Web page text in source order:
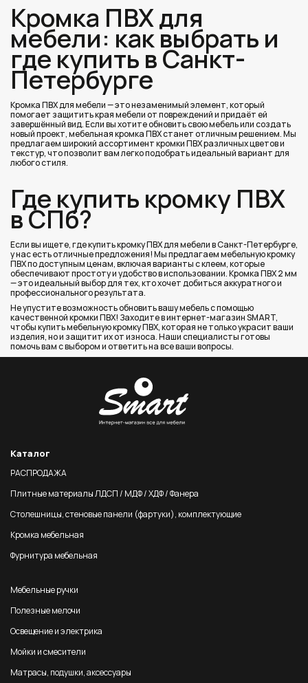
Кромка ПВХ для
мебели: как выбрать и
где купить в Санкт-
Петербурге
Кромка ПВХ для мебели — это незаменимый элемент, который
помогает защитить края мебели от повреждений и придаёт ей
завершённый вид. Если вы хотите обновить свою мебель или создать
новый проект, мебельная кромка ПВХ станет отличным решением. Мы
предлагаем широкий ассортимент кромки ПВХ различных цветов и
текстур, что позволит вам легко подобрать идеальный вариант для
любого стиля.
Где купить кромку ПВХ
в СПб?
Если вы ищете, где купить кромку ПВХ для мебели в Санкт-Петербурге,
у нас есть отличные предложения! Мы предлагаем мебельную кромку
ПВХ по доступным ценам, включая варианты с клеем, которые
обеспечивают простоту и удобство в использовании. Кромка ПВХ 2 мм
— это идеальный выбор для тех, кто хочет добиться аккуратного и
профессионального результата.
Не упустите возможность обновить вашу мебель с помощью
качественной кромки ПВХ! Заходите в интернет-магазин SMART,
чтобы купить мебельную кромку ПВХ, которая не только украсит ваши
изделия, но и защитит их от износа. Наши специалисты готовы
помочь вам с выбором и ответить на все ваши вопросы.
Каталог
РАСПРОДАЖА
Плитные материалы ЛДСП / МДФ / ХДФ / Фанера
Столешницы, стеновые панели (фартуки), комплектующие
Кромка мебельная
Фурнитура мебельная
Мебельные ручки
Полезные мелочи
Освещение и электрика
Мойки и смесители
Матрасы, подушки, аксессуары